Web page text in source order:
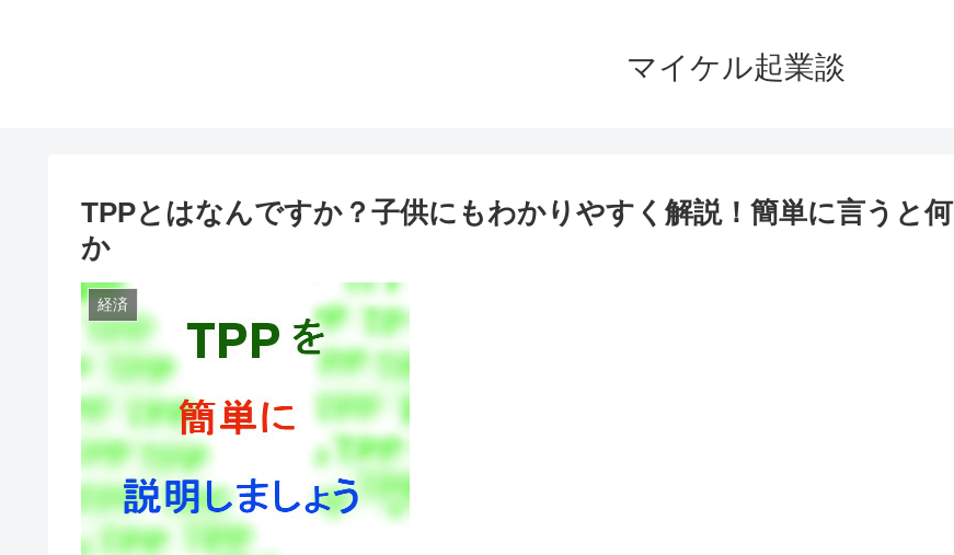
マイケル起業談
TPPとはなんですか？子供にもわかりやすく解説！簡単に言うと何
か
経済